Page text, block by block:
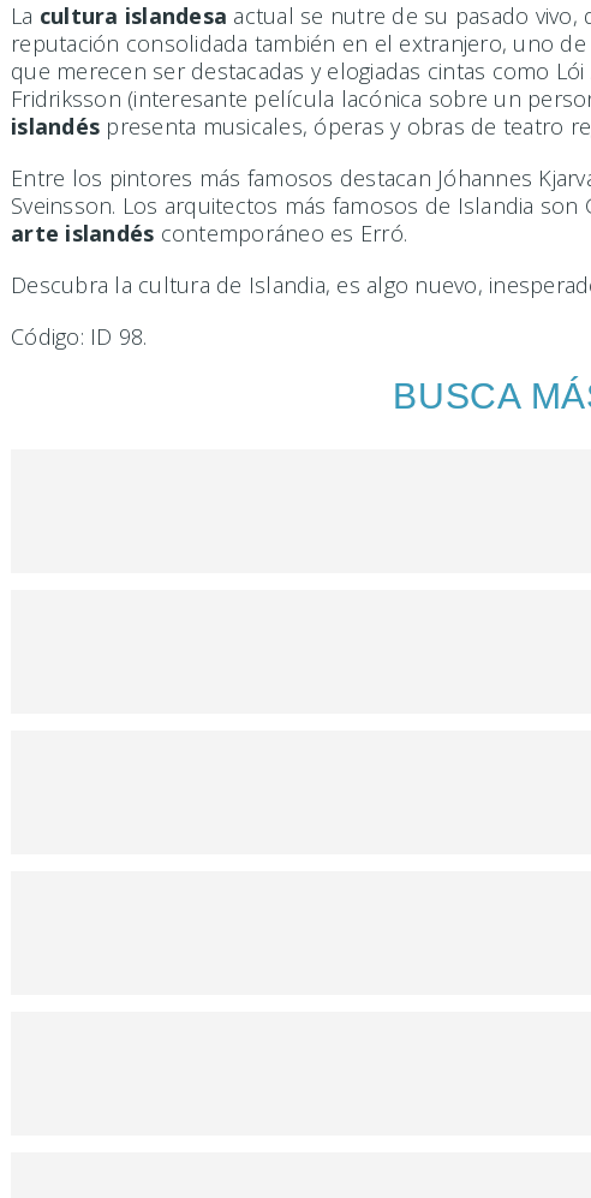
La cultura islandesa actual se nutre de su pasado
reputación consolidada también en el extranjero, uno de
que merecen ser destacadas y elogiadas cintas como
Fridriksson (interesante película lacónica sobre un
islandés presenta musicales, óperas y obras de teatro
Entre los pintores más famosos destacan Jóhannes
Sveinsson. Los arquitectos más famosos de Islandia
arte islandés contemporáneo es Erró.
Descubra la cultura de Islandia, es algo nuevo,
Código: ID 98.
BUSCA